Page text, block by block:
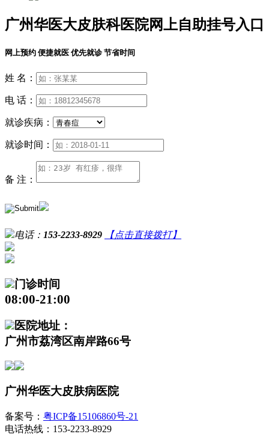
广州华医大皮肤科医院网上自助挂号入口
网上预约 便捷就医 优先就诊 节省时间
姓 名：
电 话：
就诊疾病：
就诊时间：
备 注：
电话： 153-2233-8929 【点击直接拨打】
门诊时间
08:00-21:00
医院地址：
广州市荔湾区南岸路66号
广州华医大皮肤病医院
备案号： 粤ICP备15106860号-21
电话热线：153-2233-8929